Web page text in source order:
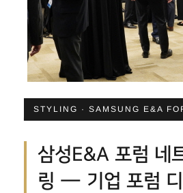
STYLING · SAMSUNG E&A
삼성E&A 포럼 네
링 — 기업 포럼 디